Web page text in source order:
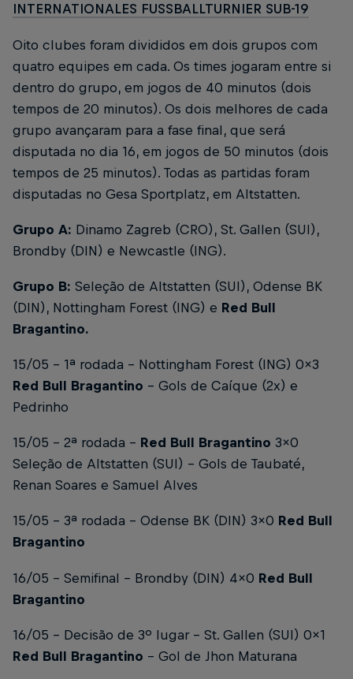
INTERNATIONALES FUSSBALLTURNIER SUB-19
Oito clubes foram divididos em dois grupos com
quatro equipes em cada. Os times jogaram entre si
dentro do grupo, em jogos de 40 minutos (dois
tempos de 20 minutos). Os dois melhores de cada
grupo avançaram para a fase final, que será
disputada no dia 16, em jogos de 50 minutos (dois
tempos de 25 minutos). Todas as partidas foram
disputadas no Gesa Sportplatz, em Altstatten.
Grupo A: Dinamo Zagreb (CRO), St. Gallen (SUI),
Brondby (DIN) e Newcastle (ING).
Grupo B: Seleção de Altstatten (SUI), Odense BK
(DIN), Nottingham Forest (ING) e Red Bull
Bragantino.
15/05 – 1ª rodada – Nottingham Forest (ING) 0x3
Red Bull Bragantino – Gols de Caíque (2x) e
Pedrinho
15/05 – 2ª rodada – Red Bull Bragantino 3x0
Seleção de Altstatten (SUI) – Gols de Taubaté,
Renan Soares e Samuel Alves
15/05 – 3ª rodada – Odense BK (DIN) 3x0 Red Bull
Bragantino
16/05 – Semifinal – Brondby (DIN) 4x0 Red Bull
Bragantino
16/05 – Decisão de 3º lugar – St. Gallen (SUI) 0x1
Red Bull Bragantino – Gol de Jhon Maturana